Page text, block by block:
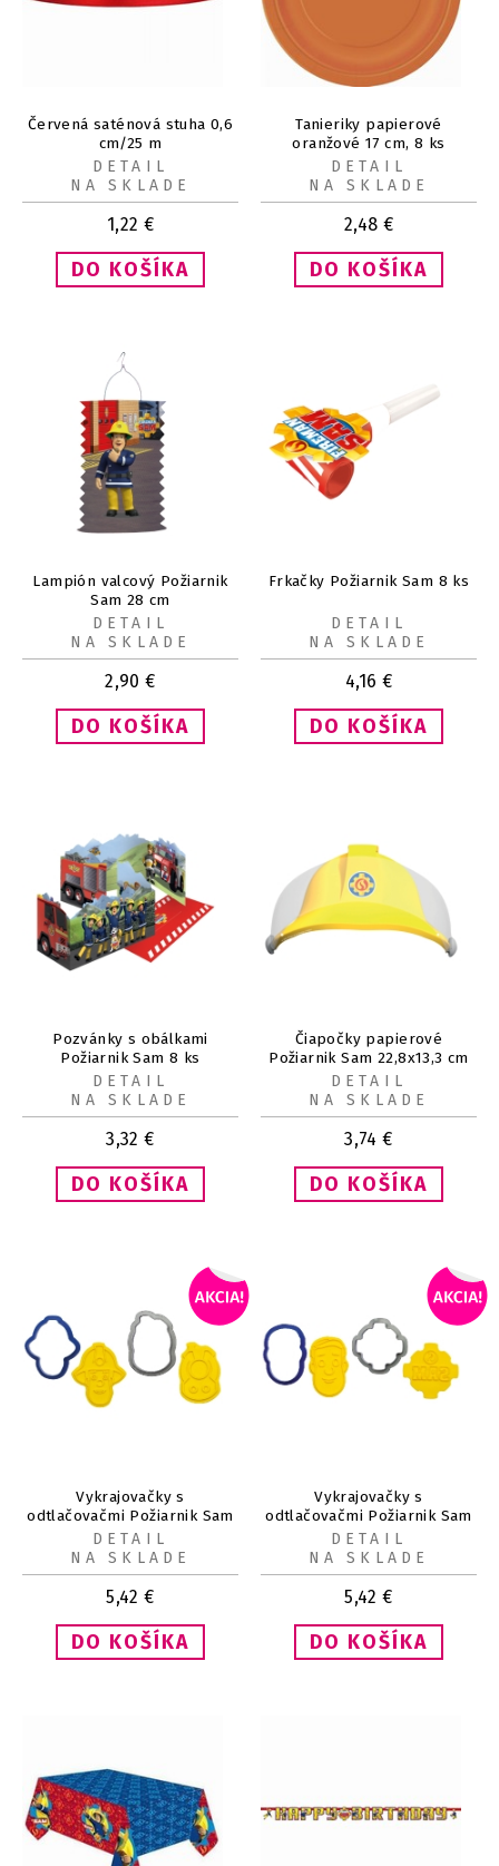
Červená saténová stuha 0,6
cm/25 m
1,22 €
DETAIL
NA SKLADE
Tanieriky papierové
oranžové 17 cm, 8 ks
2,48 €
DETAIL
NA SKLADE
Lampión valcový Požiarnik
Sam 28 cm
2,90 €
DETAIL
NA SKLADE
Frkačky Požiarnik Sam 8 ks
4,16 €
DETAIL
NA SKLADE
Pozvánky s obálkami
Požiarnik Sam 8 ks
3,32 €
DETAIL
NA SKLADE
Čiapočky papierové
Požiarnik Sam 22,8x13,3 cm
(8 ks)
3,74 €
DETAIL
NA SKLADE
Vykrajovačky s
odtlačovačmi Požiarnik Sam
a znak 2 ks
5,42 €
DETAIL
NA SKLADE
Vykrajovačky s
odtlačovačmi Požiarnik Sam
a znak 4 ks
5,42 €
DETAIL
NA SKLADE